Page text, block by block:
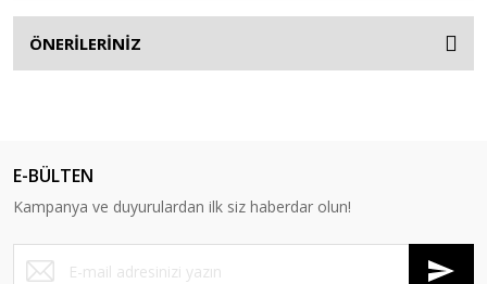
ÖNERİLERİNİZ
E-BÜLTEN
Kampanya ve duyurulardan ilk siz haberdar olun!